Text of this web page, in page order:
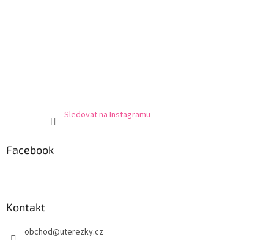
Sledovat na Instagramu
Facebook
Kontakt
obchod@uterezky.cz